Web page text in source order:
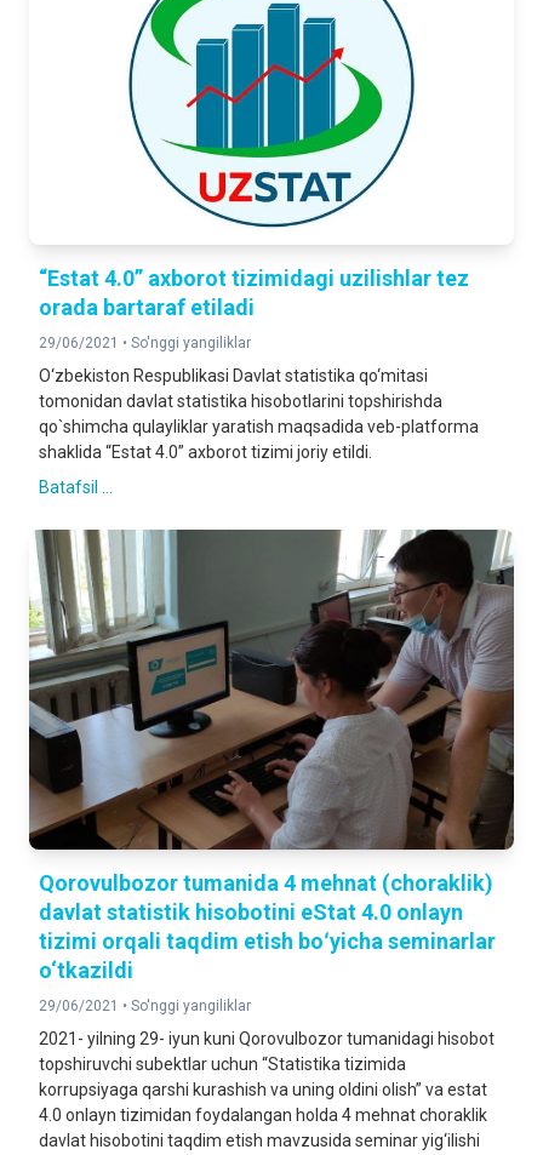
“Estat 4.0” axborot tizimidagi uzilishlar tez
orada bartaraf etiladi
29/06/2021 • So'nggi yangiliklar
O‘zbekiston Respublikasi Davlat statistika qo‘mitasi
tomonidan davlat statistika hisobotlarini topshirishda
qo`shimcha qulayliklar yaratish maqsadida veb-platforma
shaklida “Estat 4.0” axborot tizimi joriy etildi.
Batafsil ...
Qorovulbozor tumanida 4 mehnat (choraklik)
davlat statistik hisobotini eStat 4.0 onlayn
tizimi orqali taqdim etish boʻyicha seminarlar
o‘tkazildi
29/06/2021 • So'nggi yangiliklar
2021- yilning 29- iyun kuni Qorovulbozor tumanidagi hisobot
topshiruvchi subektlar uchun “Statistika tizimida
korrupsiyaga qarshi kurashish va uning oldini olish” va estat
4.0 onlayn tizimidan foydalangan holda 4 mehnat choraklik
davlat hisobotini taqdim etish mavzusida seminar yig‘ilishi